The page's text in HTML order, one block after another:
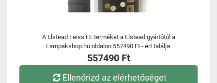
A Elstead Feiss FE terméket a Elstead gyártótól a
Lampakshop.hu oldalon 557490 Ft - ért találja.
557490 Ft
Ellenőrizd az elérhetőséget